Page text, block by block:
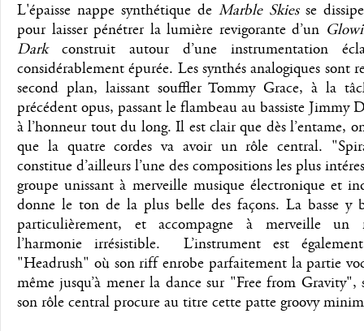
L'épaisse nappe synthétique de Marble Skiesse
pour laisser pénétrer la lumière revigorante d’un
Darkconstruit autour d’une instrumentation
considérablement épurée. Les synthés analogiques sont
second plan, laissant souffler Tommy Grace, à la
précédent opus, passant le flambeau au bassiste Jimmy
à l’honneur tout du long. Il est clair que dès l’entame,
que la quatre cordes va avoir un rôle central.
constitue d’ailleurs l’une des compositions les plus
groupe unissant à merveille musique électronique et
donne le ton de la plus belle des façons. La basse y
particulièrement, et accompagne à merveille un
l’harmonie irrésistible. L’instrument est
"Headrush" où son riff enrobe parfaitement la partie
même jusqu’à mener la dance sur "Free from Gravity",
son rôle central procure au titre cette patte groovy